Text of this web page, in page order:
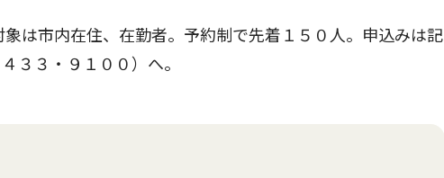
は市内在住、在勤者。予約制で先着１５０人。申込みは記
３３・９１００）へ。